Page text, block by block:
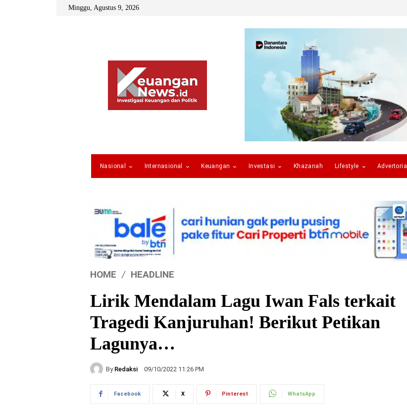
Minggu, Agustus 9, 2026
Nasional Internasional Keuangan Investasi Khazanah Lifestyle Advertorial
HOME HEADLINE
Lirik Mendalam Lagu Iwan Fals terkait
Tragedi Kanjuruhan! Berikut Petikan
Lagunya…
By Redaksi 09/10/2022 11:26 PM
Facebook X Pinterest WhatsApp